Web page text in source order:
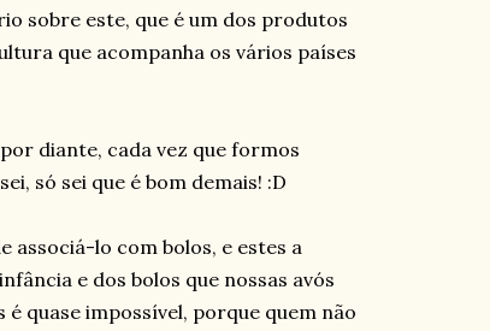
sobre este, que é um dos produtos
que acompanha os vários países
diante, cada vez que formos
só sei que é bom demais! :D
associá-lo com bolos, e estes a
e dos bolos que nossas avós
quase impossível, porque quem não